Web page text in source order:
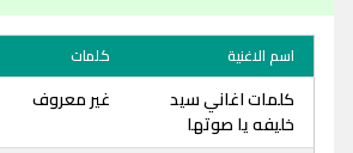
اسم الاغنية كلمات
كلمات اغاني سيد
خليفه يا صوتها
غير معروف